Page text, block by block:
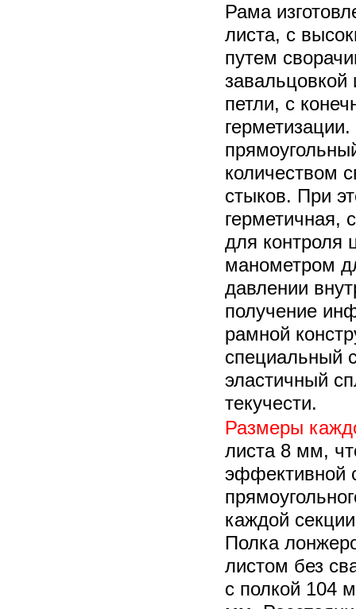
Рама
листа, с
путем
завальцовкой
петли, с
количеством
стыков. При
герметичная,
для контроля
манометром
давлении
получение
рамной
специальный
эластичный
текучести.
Размеры
листа 8 мм,
эффективной
каждой
Полка
листом без
с полкой 104